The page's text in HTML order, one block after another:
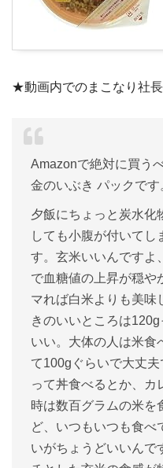
★動画内でのまこなり社長
Amazonで絶対に買う
金のいぶき パックです
夕飯にちょっと炭水化
しても小腹が付いて
す。玄米いいんですよ
で血糖値の上昇が穏や
マれば白米よりも美味
きのいいところは
いい。大体の人は米食
て100gぐらいで大丈
って丼食べるとか、カ
時は数百グラムの米を
ど、いつもいつも食べ
いがちょうどいいんで